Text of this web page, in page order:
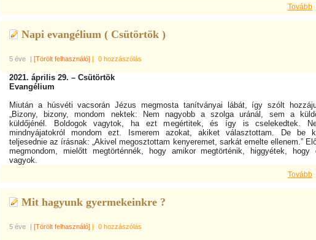
Tovább
Napi evangélium ( Csütörtök )
5 éve | [Törölt felhasználó] | 0 hozzászólás
2021. április 29. – Csütörtök
Evangélium
Miután a húsvéti vacsorán Jézus megmosta tanítványai lábát, így szólt
„Bizony, bizony, mondom nektek: Nem nagyobb a szolga uránál, sem a
küldőjénél. Boldogok vagytok, ha ezt megértitek, és így is cselekedtek.
mindnyájatokról mondom ezt. Ismerem azokat, akiket választottam. De be
teljesednie az írásnak: „Akivel megosztottam kenyeremet, sarkát emelte ellenem.”
megmondom, mielőtt megtörténnék, hogy amikor megtörténik, higgyétek, hogy
vagyok.
Tovább
Mit hagyunk gyermekeinkre ?
5 éve | [Törölt felhasználó] | 0 hozzászólás